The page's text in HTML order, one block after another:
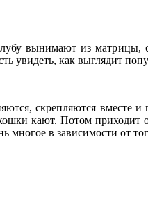
вынимают из матрицы,
увидеть, как выглядит
скрепляются вместе и
кают. Потом приходит
многое в зависимости от